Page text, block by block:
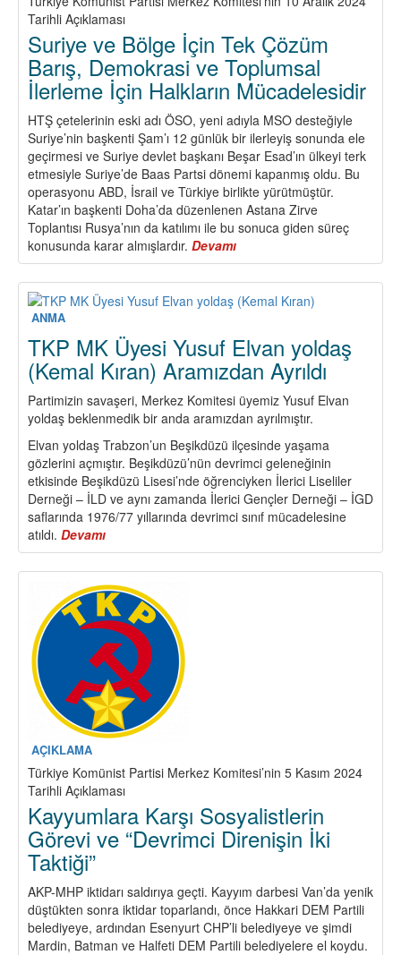
Tarihli Açıklaması
Suriye ve Bölge İçin Tek Çözüm
Barış, Demokrasi ve Toplumsal
İlerleme İçin Halkların Mücadelesidir
HTŞ çetelerinin eski adı ÖSO, yeni adıyla MSO desteğiyle
Suriye’nin başkenti Şam’ı 12 günlük bir ilerleyiş sonunda ele
geçirmesi ve Suriye devlet başkanı Beşar Esad’ın ülkeyi terk
etmesiyle Suriye’de Baas Partsi dönemi kapanmış oldu. Bu
operasyonu ABD, İsrail ve Türkiye birlikte yürütmüştür.
Katar’ın başkenti Doha’da düzenlenen Astana Zirve
Toplantısı Rusya’nın da katılımı ile bu sonuca giden süreç
konusunda karar almışlardır. Devamı
Suriye
ve
Bölge
Çözüm
Barış,
Demokrasi
ve
Toplumsal
İlerleme
İçin
Halkların
Mücadelesidir
ANMA
TKP MK Üyesi Yusuf Elvan yoldaş
(Kemal Kıran) Aramızdan Ayrıldı
Partimizin savaşeri, Merkez Komitesi üyemiz Yusuf Elvan
yoldaş beklenmedik bir anda aramızdan ayrılmıştır.
Elvan yoldaş Trabzon’un Beşikdüzü ilçesinde yaşama
gözlerini açmıştır. Beşikdüzü’nün devrimci geleneğinin
etkisinde Beşikdüzü Lisesi’nde öğrenciyken İlerici Liseliler
Derneği – İLD ve aynı zamanda İlerici Gençler Derneği – İGD
saflarında 1976/77 yıllarında devrimci sınıf mücadelesine
atıldı. Devamı
TKP
MK
Üyesi
Yusuf
Elvan
yoldaş
(Kemal
Kıran)
Aramızdan
Ayrıldı
AÇIKLAMA
Türkiye Komünist Partisi Merkez Komitesi’nin 5 Kasım 2024
Tarihli Açıklaması
Kayyumlara Karşı Sosyalistlerin
Görevi ve “Devrimci Direnişin İki
Taktiği”
AKP-MHP iktidarı saldırıya geçti. Kayyım darbesi Van’da yenik
düştükten sonra iktidar toparlandı, önce Hakkari DEM Partili
belediyeye, ardından Esenyurt CHP’li belediyeye ve şimdi
Mardin, Batman ve Halfeti DEM Partili belediyelere el koydu.